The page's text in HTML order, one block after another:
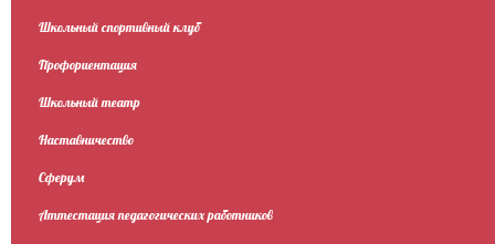
Школьный спортивный клуб
Профориентация
Школьный театр
Наставничество
Сферум
Аттестация педагогических работников